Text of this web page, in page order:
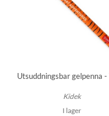
Utsuddningsbar gelpenna
Kidek
I lager